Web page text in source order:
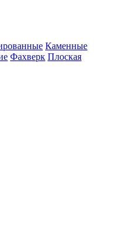
Каменные
Фахверк Плоская